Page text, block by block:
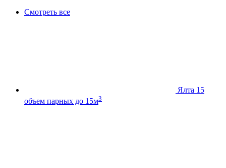
Смотреть все
Ялта 15
объем парных до 15м3